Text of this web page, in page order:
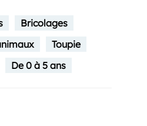
Bricolages
Toupie
De 0 à 5 ans